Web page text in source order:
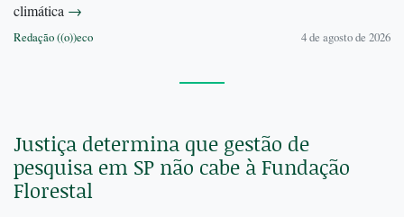
climática →
Redação ((o))eco 4 de agosto de 2026
Justiça determina que gestão de
pesquisa em SP não cabe à Fundação
Florestal